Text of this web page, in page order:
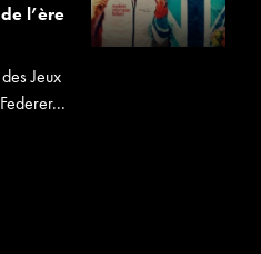
l’ère
Jeux